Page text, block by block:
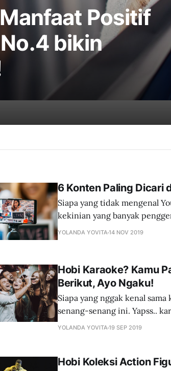
Positif
bikin
6 Konten Paling Dicari
Siapa yang tidak mengenal
kekinian yang banyak
"Youtube Lebih dari TV". Hal
menjadikan beberapa
YOLANDA YOVITA14 NOV 2019
Hobi Karaoke? Kamu
Berikut, Ayo Ngaku!
Siapa yang nggak kenal
senang-senang ini. Yapss..
pastinya tetap bebas
YOLANDA YOVITA19 SEP 2019
Hobi Koleksi Action